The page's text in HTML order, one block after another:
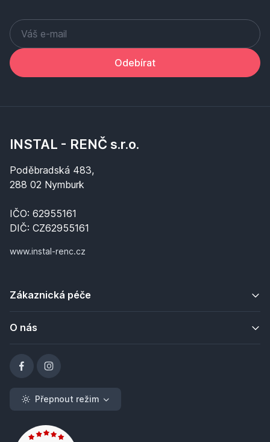
Odebírat
INSTAL - RENČ s.r.o.
Poděbradská 483,
288 02 Nymburk
IČO: 62955161
DIČ: CZ62955161
www.instal-renc.cz
Zákaznická péče
O nás
Přepnout režim